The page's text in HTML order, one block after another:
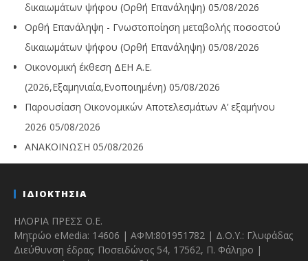
δικαιωμάτων ψήφου (Ορθή Επανάληψη) 05/08/2026
Ορθή Επανάληψη - Γνωστοποίηση μεταβολής ποσοστού
δικαιωμάτων ψήφου (Ορθή Επανάληψη) 05/08/2026
Οικονομική έκθεση ΔΕΗ Α.Ε.
(2026,Εξαμηνιαία,Ενοποιημένη) 05/08/2026
Παρουσίαση Οικονομικών Αποτελεσμάτων Α’ εξαμήνου
2026 05/08/2026
ΑΝΑΚΟΙΝΩΣΗ 05/08/2026
ΙΔΙΟΚΤΗΣΙΑ
ΗΛΟΡΙΑ ΠΡΕΣΣ Ο.Ε.
Μητρώο eMedia: 14606 | ΑΦΜ:801951782 | Δ.Ο.Υ.: Γλυφάδας
Διεύθυνση έδρας: Ποσειδώνος 54, 17562, Π. Φάληρο |